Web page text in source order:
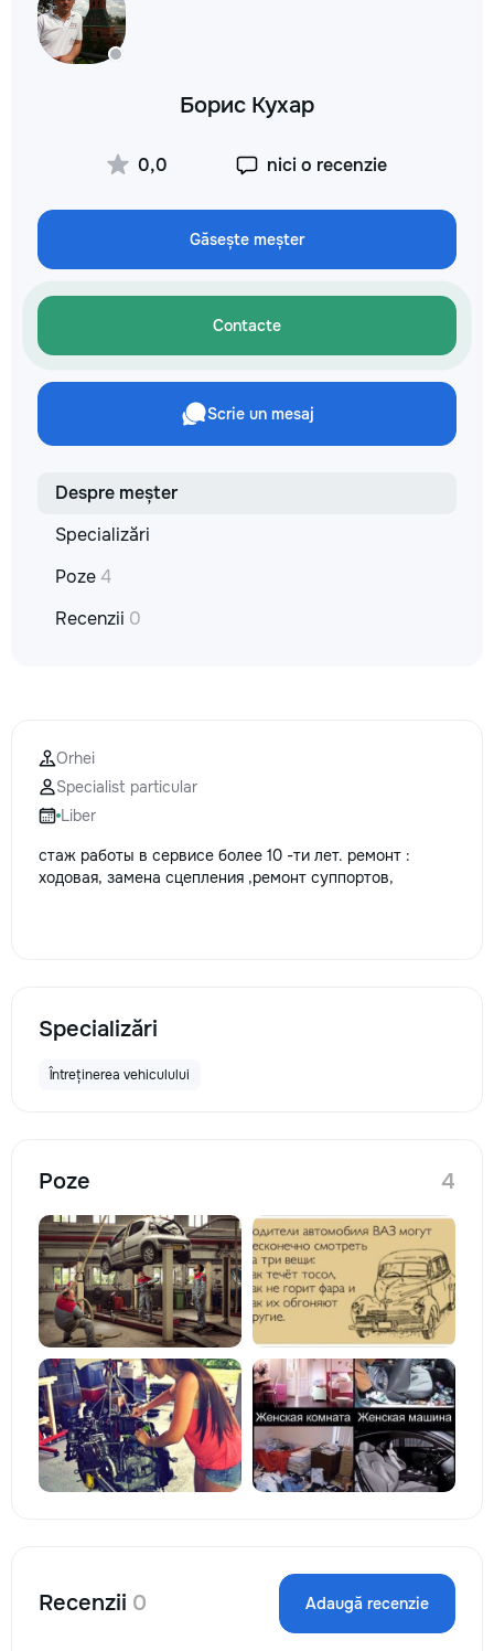
Борис Кухар
0,0 nici o recenzie
Găsește meșter
Contacte
Scrie un mesaj
Despre meșter
Specializări
Poze4
Recenzii 0
Orhei
Specialist particular
Liber
стаж работы в сервисе более 10 -ти лет. ремонт :
ходовая, замена сцепления ,ремонт суппортов,
Specializări
Întreținerea vehiculului
Poze 4
Recenzii 0 Adaugă recenzie